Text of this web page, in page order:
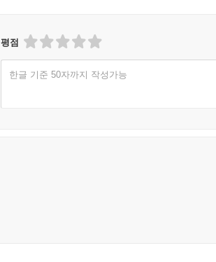
평점
한글 기준 50자까지 작성가능